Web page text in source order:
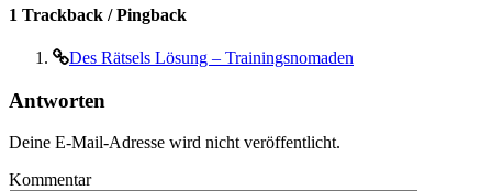
1 Trackback / Pingback
Des Rätsels Lösung – Trainingsnomaden
Antworten
Deine E-Mail-Adresse wird nicht veröffentlicht.
Kommentar